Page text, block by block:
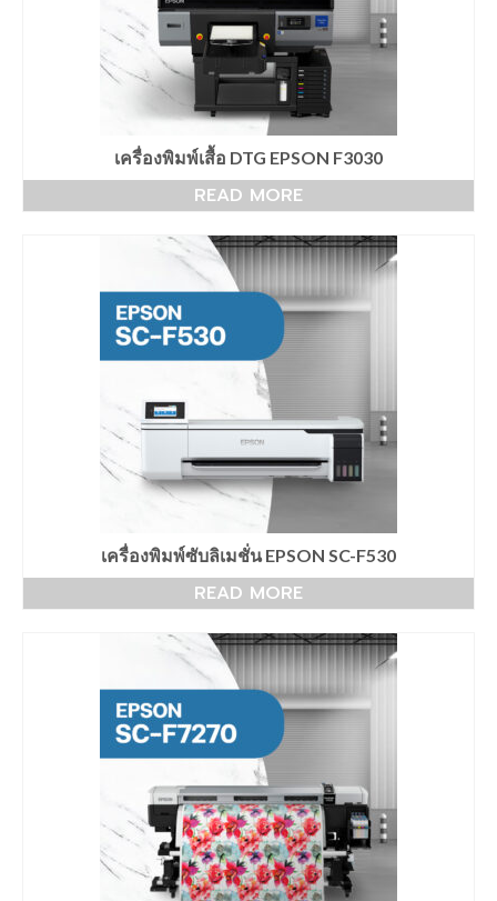
Arena DFT
เครื่องพิมพ์ Arena DFT30 cm.
เครื่องพิมพ์ Arena DFT60 cm.
DFT60 cm. จับคู่ เครื่องรีดร้อน 70×90 cm.
DFT60 cm. จับคู่ เครื่องรีดร้อน 40×60 cm.
Machine inksub
X-Rite i1Basic Pro 3
Heat Roller
Roll 170 cm.
Roll 130 cm.
เครื่องพับเสื้อ
LaserCutting
เครื่องตัดเลเซอร์ 1หัว
เครื่องตัดเลเซอร์ 2หัว
Heat Pneumatic
เครื่องรีดร้อน Heat 40x60cm
เครื่องรีดร้อน Heat 70x90cm.
วัสดุอุปกรณ์
กระดาษซับลิเมชั่น
เครื่องพิมพ์เสื้อ DTG EPSON F3030
READ MORE
เครื่องพิมพ์ซับลิเมชั่น EPSON SC-F530
READ MORE